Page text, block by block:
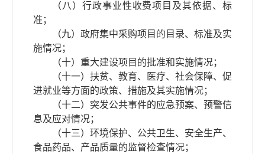
（八）行政事业性收费项目及其依据、标
准；
（九）政府集中采购项目的目录、标准及实
施情况；
（十）重大建设项目的批准和实施情况；
（十一）扶贫、教育、医疗、社会保障、促
进就业等方面的政策、措施及其实施情况；
（十二）突发公共事件的应急预案、预警信
息及应对情况；
（十三）环境保护、公共卫生、安全生产、
食品药品、产品质量的监督检查情况；